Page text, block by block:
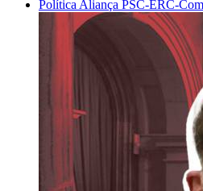
Política Aliança PSC-ERC-